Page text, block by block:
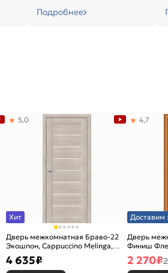
Подробнее
Хит
Дверь межкомнатная Браво-22
Экошпон, Cappuccino Melinga,
остекленная, magic fog, царговая
5,0
4 635₽
Доставим
Дверь
Финиш
Л-12
каркасно-
4,7
2 270₽